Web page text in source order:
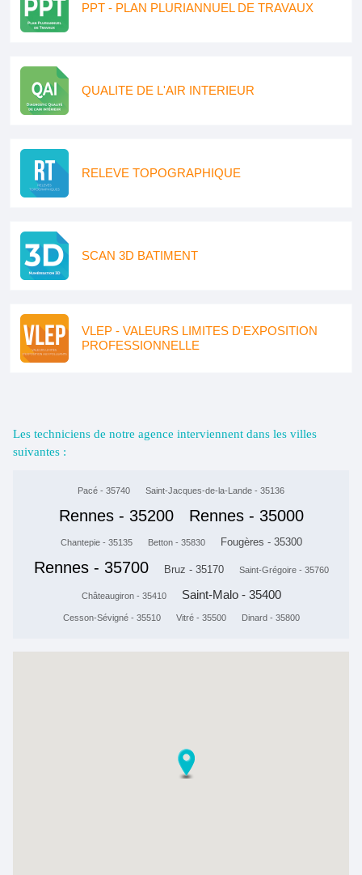
PPT - PLAN PLURIANNUEL DE TRAVAUX
QUALITE DE L'AIR INTERIEUR
RELEVE TOPOGRAPHIQUE
SCAN 3D BATIMENT
VLEP - VALEURS LIMITES D'EXPOSITION
PROFESSIONNELLE
Les techniciens de notre agence interviennent dans les villes
suivantes :
Pacé - 35740 Saint-Jacques-de-la-Lande - 35136
Rennes - 35200 Rennes - 35000
Chantepie - 35135 Betton - 35830 Fougères - 35300
Rennes - 35700 Bruz - 35170 Saint-Grégoire - 35760
Châteaugiron - 35410 Saint-Malo - 35400
Cesson-Sévigné - 35510 Vitré - 35500 Dinard - 35800